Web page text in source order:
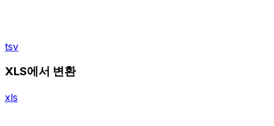
tsv
XLS에서 변환
xls